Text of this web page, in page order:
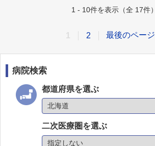
1 - 10件を表示（全 17件）
2 最後のページ
病院検索
都道府県を選ぶ
二次医療圏を選ぶ